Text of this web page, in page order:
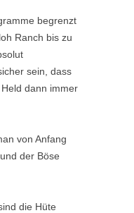
begrenzt
Ranch bis zu
sein, dass
dann immer
von Anfang
der Böse
die Hüte